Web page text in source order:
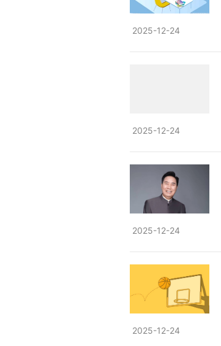
2025-12-24
2025-12-24
2025-12-24
2025-12-24